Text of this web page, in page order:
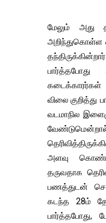
மேலும் அது
அறிந்துகொள்ள
கடைக்காரர்கள்
விலை குறித்து
வடமாநில
அளவு
தருவதாக
பணத்துடன்
கடந்த 28ம்
பார்த்தபோது,